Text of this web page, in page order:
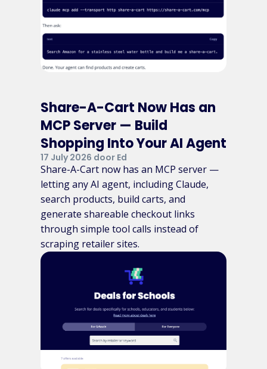
Share-A-Cart Now Has an
MCP Server — Build
Shopping Into Your AI Agent
17 July 2026 door Ed
Share-A-Cart now has an MCP server —
letting any AI agent, including Claude,
search products, build carts, and
generate shareable checkout links
through simple tool calls instead of
scraping retailer sites.